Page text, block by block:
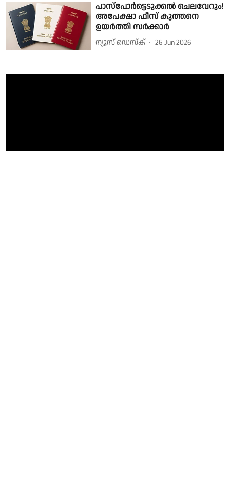
പാസ്പോർട്ടെടുക്കൽ ചെലവേറും!
അപേക്ഷാ ഫീസ് കുത്തനെ
ഉയർത്തി സർക്കാർ
ന്യൂസ് ഡെസ്ക് 26 Jun 2026